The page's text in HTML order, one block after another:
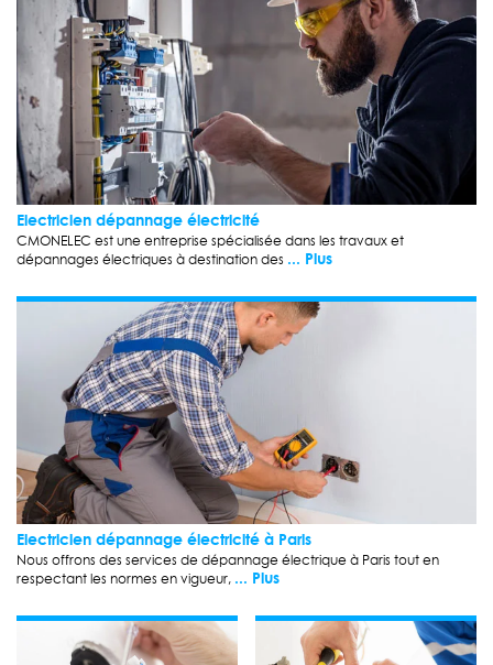
Electricien dépannage électricité
CMONELEC est une entreprise spécialisée dans les travaux et
dépannages électriques à destination des ... Plus
Electricien dépannage électricité à Paris
Nous offrons des services de dépannage électrique à Paris tout en
respectant les normes en vigueur, ... Plus